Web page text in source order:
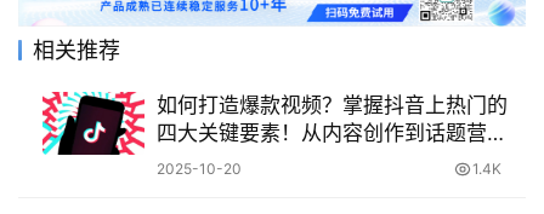
相关推荐
如何打造爆款视频？掌握抖音上热门的
四大关键要素！从内容创作到话题营
销，全面解析提升视频热度的实用技
2025-10-20 1.4K